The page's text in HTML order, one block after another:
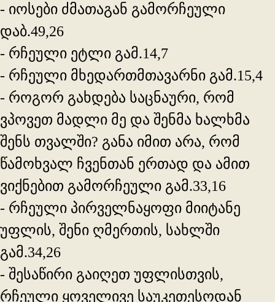
- იოსები ძმათაგან გამორჩეული
დაბ.49,26
- რჩეული ეტლი გამ.14,7
- რჩეული მხედართმთავარნი გამ.15,4
- როგორ გახდება საცნაური, რომ
ვპოვეთ მადლი მე და შენმა ხალხმა
შენს თვალში? განა იმით არა, რომ
წამოხვალ ჩვენთან ერთად და ამით
ვიქნებით გამორჩეული გამ.33,16
- რჩეული პირველნაყოფი მიიტანე
უფლის, შენი ღმერთის, სახლში
გამ.34,26
- შესაწირი გაიღეთ უფლისთვის,
რჩეული ყოველივე საუკეთესოდან